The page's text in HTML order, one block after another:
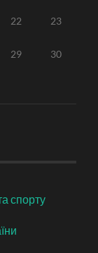
22 23
29 30